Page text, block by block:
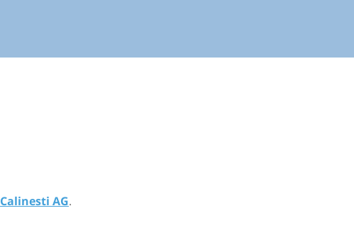
Calinesti AG.